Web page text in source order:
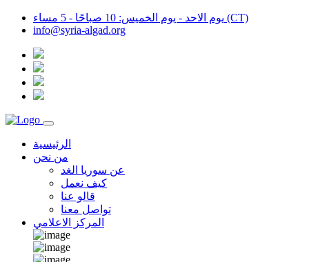
يوم الاحد - يوم الخميس: 10 صباحًا - 5 مساء (CT)
info@syria-algad.org
الرئيسية
من نحن
عن سوريا الغد
كيف نعمل
قالو عنا
تواصل معنا
المركز الاعلامي